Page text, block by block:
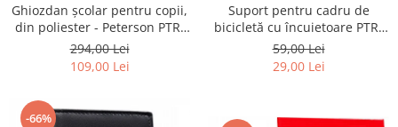
Ghiozdan școlar pentru copii,
din poliester - Peterson PTR-
PTN BIEDRONKA G28
294,00 Lei
109,00 Lei
Suport pentru cadru de
bicicletă cu încuietoare PTR-
AR-S-101
59,00 Lei
29,00 Lei
-66%